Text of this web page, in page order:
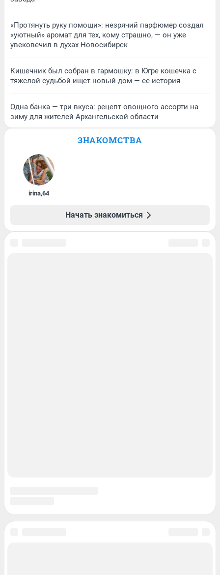
«Протянуть руку помощи»: незрячий парфюмер создал
«уютный» аромат для тех, кому страшно, — он уже
увековечил в духах Новосибирск
Кишечник был собран в гармошку: в Югре кошечка с
тяжелой судьбой ищет новый дом — ее история
Одна банка — три вкуса: рецепт овощного ассорти на
зиму для жителей Архангельской области
ЗНАКОМСТВА
irina,64
Начать знакомиться